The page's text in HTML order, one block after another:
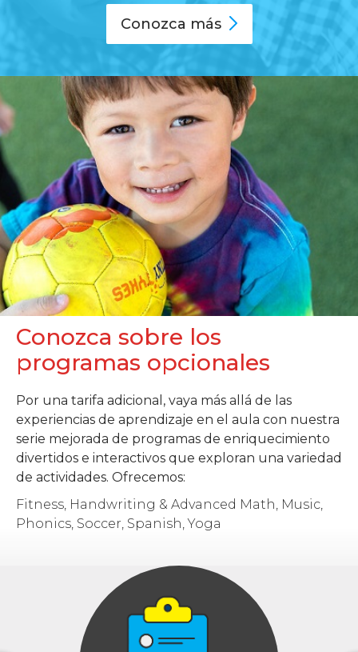
Conozca más
Conozca sobre los
programas opcionales
Por una tarifa adicional, vaya más allá de las
experiencias de aprendizaje en el aula con nuestra
serie mejorada de programas de enriquecimiento
divertidos e interactivos que exploran una variedad
de actividades. Ofrecemos:
Fitness, Handwriting & Advanced Math, Music,
Phonics, Soccer, Spanish, Yoga